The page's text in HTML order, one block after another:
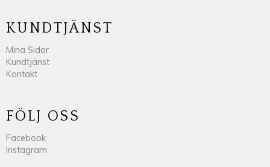
KUNDTJÄNST
Mina Sidor
Kundtjänst
Kontakt
FÖLJ OSS
Facebook
Instagram